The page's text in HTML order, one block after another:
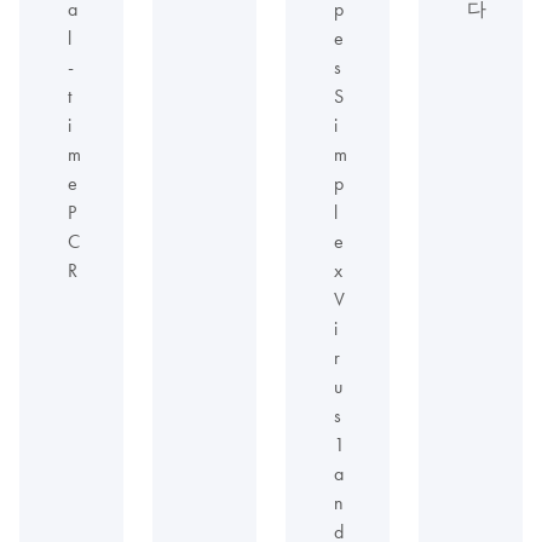
a
l
-
t
i
m
e
P
C
R
p
e
s
S
i
m
p
l
e
x
V
i
r
u
s
1
a
n
d
다